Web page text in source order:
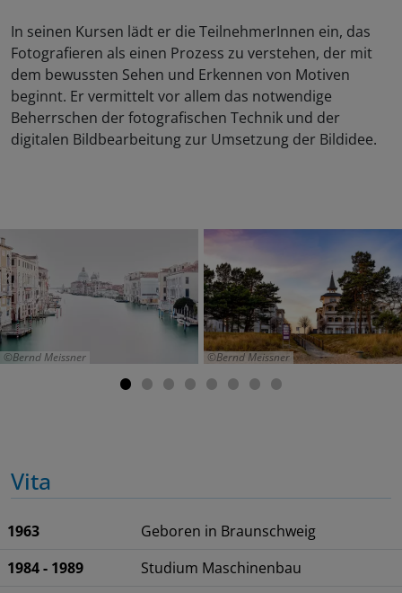
In seinen Kursen lädt er die TeilnehmerInnen ein, das
Fotografieren als einen Prozess zu verstehen, der mit
dem bewussten Sehen und Erkennen von Motiven
beginnt. Er vermittelt vor allem das notwendige
Beherrschen der fotografischen Technik und der
digitalen Bildbearbeitung zur Umsetzung der Bildidee.
Bernd Meissner Bernd Meissner
Vita
1963
Geboren in Braunschweig
1984 - 1989
Studium Maschinenbau